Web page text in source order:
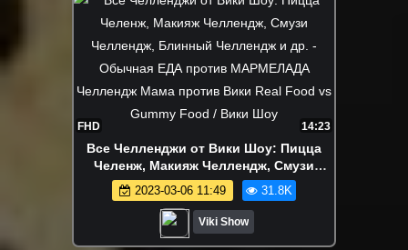
FHD 14:23
Все Челленджи от Вики Шоу: Пицца
Челенж, Макияж Челлендж, Смузи
Челлендж, Блинный Челлендж и др. -
Обычная ЕДА против МАРМЕЛАДА
Челлендж Мама против Вики Real Food
vs Gummy Food / Вики Шоу
2023-03-06 11:49 31.8K
Viki Show